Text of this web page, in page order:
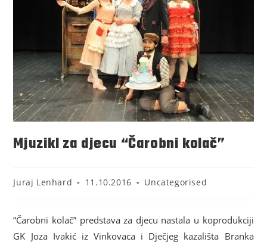
Mjuzikl za djecu “Čarobni kolač”
Juraj Lenhard 11.10.2016 Uncategorised
“Čarobni kolač” predstava za djecu nastala u koprodukciji
GK Joza Ivakić iz Vinkovaca i Dječjeg kazališta Branka